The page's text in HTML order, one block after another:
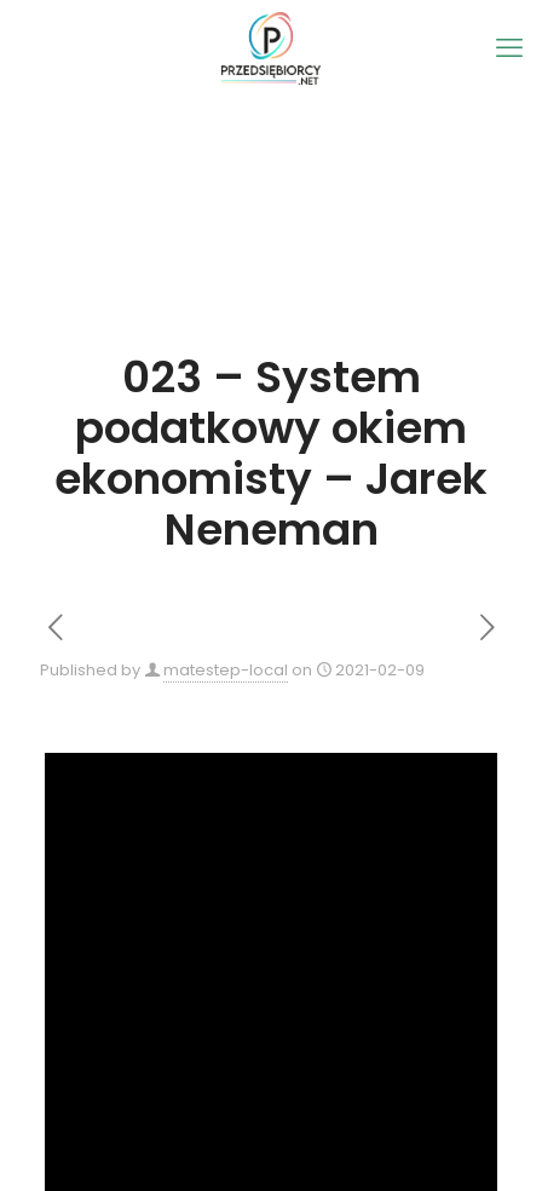
023 – System
podatkowy okiem
ekonomisty – Jarek
Neneman
Published by matestep-local on 2021-02-09